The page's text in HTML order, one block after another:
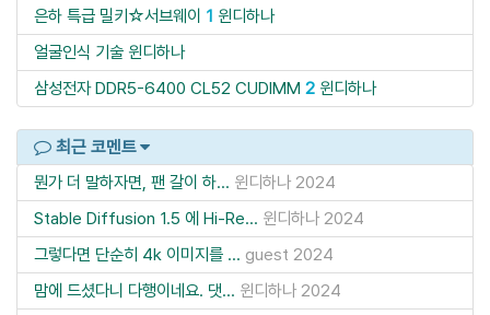
은하 특급 밀키☆서브웨이 1 윈디하나
얼굴인식 기술 윈디하나
삼성전자 DDR5-6400 CL52 CUDIMM 2 윈디하나
최근 코멘트
뭔가 더 말하자면, 팬 갈이 하... 윈디하나 2024
Stable Diffusion 1.5 에 Hi-Re... 윈디하나 2024
그렇다면 단순히 4k 이미지를 ... guest 2024
맘에 드셨다니 다행이네요. 댓... 윈디하나 2024